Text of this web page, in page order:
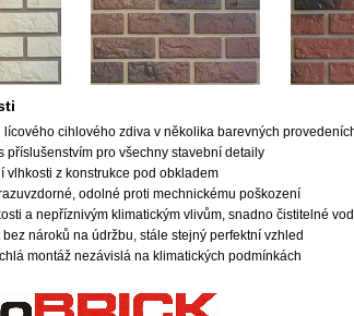
cihlového zdiva v několika barevných
příslušenstvím pro všechny stavební detaily
vlhkosti z konstrukce pod obkladem
odolné proti mechnickému poškození
a nepříznivým klimatickým vlivům, snadno čistitelné
nároků na údržbu, stále stejný perfektní vzhled
montáž nezávislá na klimatických podmínkách